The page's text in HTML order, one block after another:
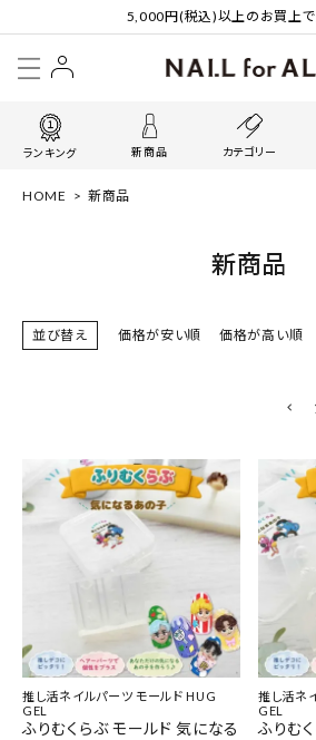
5,000円(税込)以上のお買上
ランキング 新商品 カテゴリー
HOME 新商品
新商品
並び替え 価格が安い順 価格が高い順
推し活ネイルパーツ モールド HUG
GEL
ふりむくらぶ モールド 気になる
推し活ネ
GEL
ふりむ